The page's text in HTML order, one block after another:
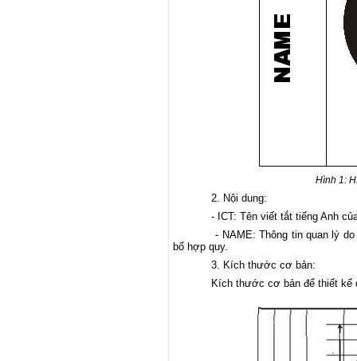
Hình 1:
2. Nội dung:
- ICT: Tên viết tắt tiếng Anh của
- NAME: Thông tin quan lý do tổ
bố hợp quy.
3. Kích thước cơ bản:
Kích thước cơ bản để thiết kế